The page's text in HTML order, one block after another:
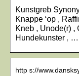
Kunstgreb
Knappe ‘op ,
Kneb , Unode(r) ,
Hundekunster , …
http s://